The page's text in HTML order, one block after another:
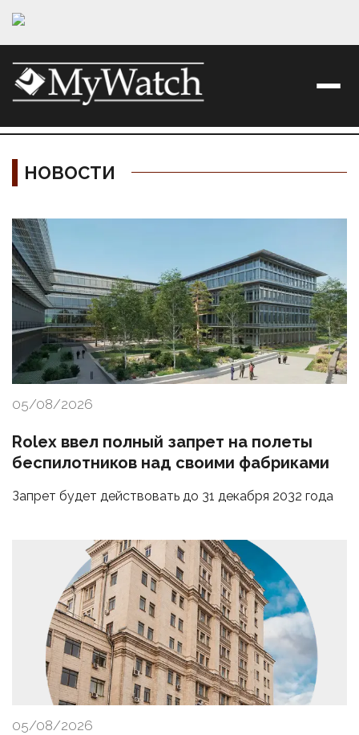
НОВОСТИ
Материалы
05/08/2026
Rolex ввел полный запрет на полеты
беспилотников над своими фабриками
Запрет будет действовать до 31 декабря 2032 года
05/08/2026